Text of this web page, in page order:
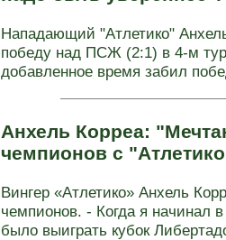
Нападающий "Атлетико"
победу над ПСЖ (2:1) в 4-м
добавленное время забил
Анхель Корреа:
чемпионов с
Вингер «Атлетико» Анхель
чемпионов. - Когда я начинал
было выиграть кубок